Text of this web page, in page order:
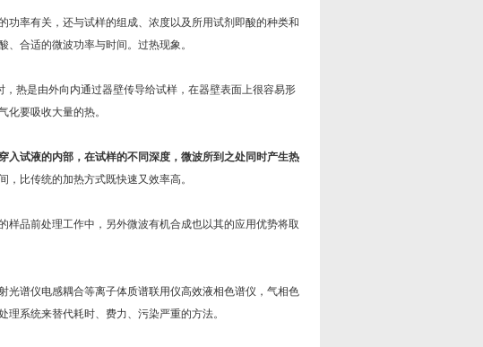
率有关，还与试样的组成、浓度以及所用试剂即酸的种类和
合适的微波功率与时间。过热现象。
是由外向内通过器壁传导给试样，在器壁表面上很容易形
化要吸收大量的热。
入试液的内部，在试样的不同深度，微波所到之处同时产生热
，比传统的加热方式既快速又效率高。
品前处理工作中，另外微波有机合成也以其的应用优势将取
谱仪电感耦合等离子体质谱联用仪高效液相色谱仪，气相色
系统来替代耗时、费力、污染严重的方法。